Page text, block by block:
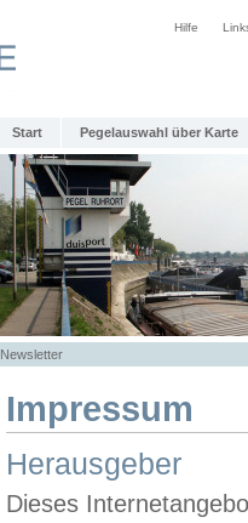
Hilfe
Start Pegelauswahl über Karte
Newsletter
Impressum
Herausgeber
Dieses